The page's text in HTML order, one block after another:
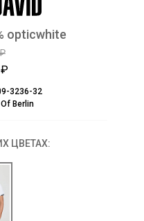
opticwhite
3236-32
Berlin
ЦВЕТАХ: